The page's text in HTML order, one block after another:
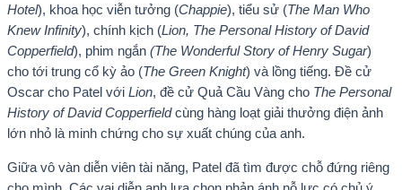
Hotel), khoa học viễn tưởng (Chappie), tiểu sử (The Man Who
Knew Infinity), chính kịch (Lion, The Personal History of David
Copperfield), phim ngắn (The Wonderful Story of Henry Sugar)
cho tới trung cổ kỳ ảo (The Green Knight) và lồng tiếng. Đề cử
Oscar cho Patel với Lion, đề cử Quả Cầu Vàng cho The Personal
History of David Copperfieldcùng hàng loạt giải thưởng điện ảnh
lớn nhỏ là minh chứng cho sự xuất chúng của anh.
Giữa vô vàn diễn viên tài năng, Patel đã tìm được chỗ đứng riêng